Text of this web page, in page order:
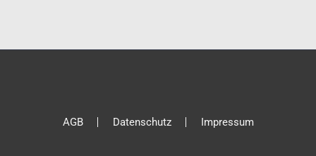
AGB Datenschutz Impressum